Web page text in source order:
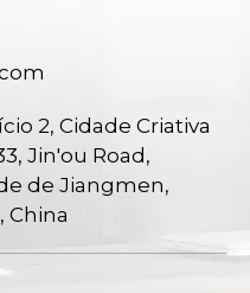
2, Cidade Criativa
Jin'ou Road,
de Jiangmen,
China